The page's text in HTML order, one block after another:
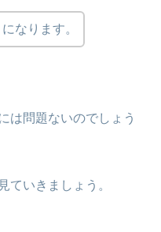
なります。
は問題ないのでしょう
ていきましょう。